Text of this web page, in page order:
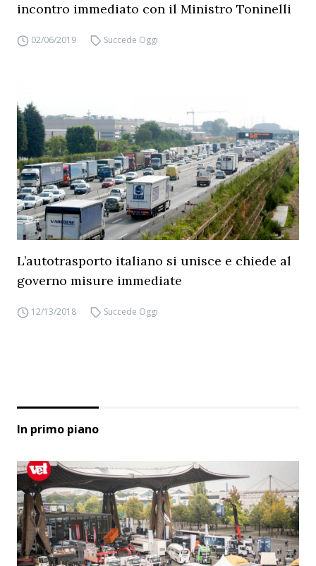
incontro immediato con il Ministro Toninelli
02/06/2019 Succede Oggi
L’autotrasporto italiano si unisce e chiede al
governo misure immediate
12/13/2018 Succede Oggi
In primo piano